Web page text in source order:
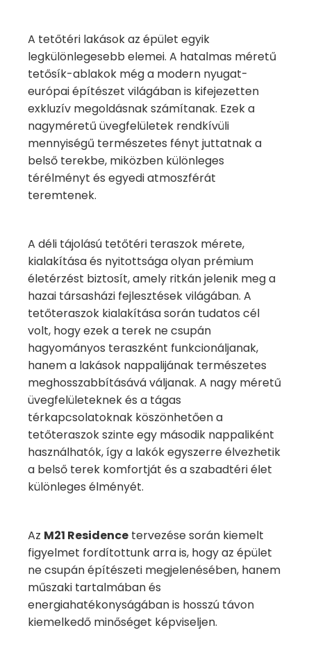
A tetőtéri lakások az épület egyik
legkülönlegesebb elemei. A hatalmas méretű
tetősík-ablakok még a modern nyugat-
európai építészet világában is kifejezetten
exkluzív megoldásnak számítanak. Ezek a
nagyméretű üvegfelületek rendkívüli
mennyiségű természetes fényt juttatnak a
belső terekbe, miközben különleges
térélményt és egyedi atmoszférát
teremtenek.
A déli tájolású tetőtéri teraszok mérete,
kialakítása és nyitottsága olyan prémium
életérzést biztosít, amely ritkán jelenik meg a
hazai társasházi fejlesztések világában. A
tetőteraszok kialakítása során tudatos cél
volt, hogy ezek a terek ne csupán
hagyományos teraszként funkcionáljanak,
hanem a lakások nappalijának természetes
meghosszabbításává váljanak. A nagy méretű
üvegfelületeknek és a tágas
térkapcsolatoknak köszönhetően a
tetőteraszok szinte egy második nappaliként
használhatók, így a lakók egyszerre élvezhetik
a belső terek komfortját és a szabadtéri élet
különleges élményét.
Az M21 Residence tervezése során kiemelt
figyelmet fordítottunk arra is, hogy az épület
ne csupán építészeti megjelenésében, hanem
műszaki tartalmában és
energiahatékonyságában is hosszú távon
kiemelkedő minőséget képviseljen.